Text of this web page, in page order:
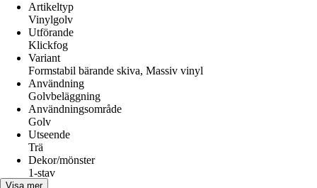
Artikeltyp
Vinylgolv
Utförande
Klickfog
Variant
Formstabil bärande skiva, Massiv vinyl
Användning
Golvbeläggning
Användningsområde
Golv
Utseende
Trä
Dekor/mönster
1-stav
Färg
Visa mer